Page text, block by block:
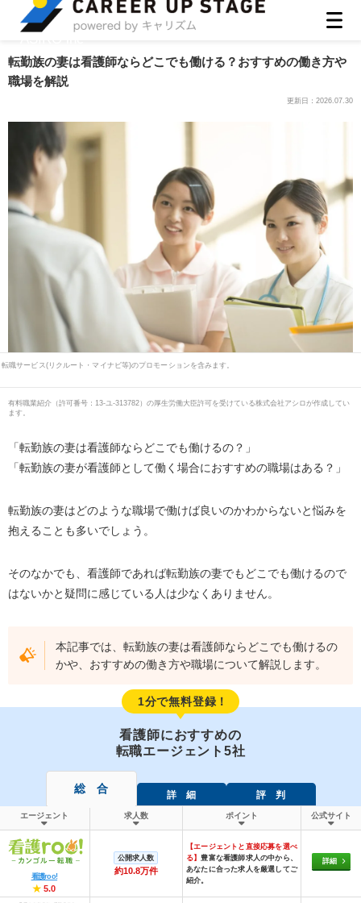
転勤族の妻は看護師ならどこでも働ける？おすすめの働き方や
職場を解説
更新日：2026.07.30
転職サービス(リクルート・マイナビ等)のプロモーションを含みます。
有料職業紹介（許可番号：13-ユ-313782）の厚生労働大臣許可を受けている株式会社アシロが作成してい
ます。
「転勤族の妻は看護師ならどこでも働けるの？」
「転勤族の妻が看護師として働く場合におすすめの職場はある？」
転勤族の妻はどのような職場で働けば良いのかわからないと悩みを
抱えることも多いでしょう。
そのなかでも、看護師であれば転勤族の妻でもどこでも働けるので
はないかと疑問に感じている人は少なくありません。
本記事では、転勤族の妻は看護師ならどこでも働けるの
かや、おすすめの働き方や職場について解説します。
1分で無料登録！
看護師におすすめの
転職エージェント5社
総 合 詳 細 評 判
エージェント 求人数 ポイント 公式サイト
看護roo!
★ 5.0
公開求人数
約10.8万件
【エージェントと直接応募を選べ
る】豊富な看護師求人の中から、
あなたに合った求人を厳選してご
紹介。
詳細